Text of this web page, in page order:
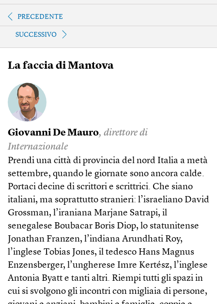
PRECEDENTE
SUCCESSIVO
La faccia di Mantova
Giovanni De Mauro, direttore di
Internazionale
Prendi una città di provincia del nord Italia a metà
settembre, quando le giornate sono ancora calde.
Portaci decine di scrittori e scrittrici. Che siano
italiani, ma soprattutto stranieri: l’israeliano David
Grossman, l’iraniana Marjane Satrapi, il
senegalese Boubacar Boris Diop, lo statunitense
Jonathan Franzen, l’indiana Arundhati Roy,
l’inglese Tobias Jones, il tedesco Hans Magnus
Enzensberger, l’ungherese Imre Kertész, l’inglese
Antonia Byatt e tanti altri. Riempi tutti gli spazi in
cui si svolgono gli incontri con migliaia di persone,